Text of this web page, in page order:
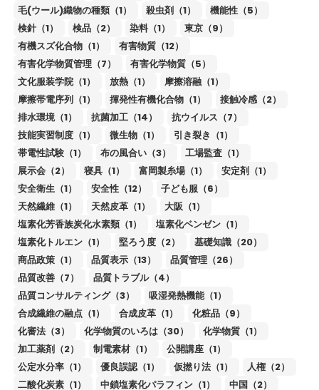
毛(ウール)織物の種類（1）
殺虫剤（1）
機能性（5）
検針（1）
検品（2） 染料（1）
東京（9）
有機スズ化合物（1）
有害物質（12）
有害化学物質管理（7）
有害化学物質（5）
文化服装学院（1）
放熱（1）
摩擦溶融（1）
摩擦帯電序列（1）
揮発性有機化合物（1）
接触冷感（2）
排水環境（1）
抗菌加工（14）
抗ウイルス（7）
技能実習制度（1）
微生物（1）
引き裂き（1）
帯電性試験（1）
布の風合い（3）
工場監査（1）
展示会（2）
寝具（1） 富岡製糸場（1）
安定剤（1）
安全衛生（1）
安全性（12）
子ども服（6）
天然繊維（1）
天然皮革（1）
大阪（1）
塩素化芳香族炭化水素類（1）
塩素化ベンゼン（1）
塩素化トルエン（1）
堅ろう度（2）
基礎知識（20）
商品政策（1）
品質表示（13）
品質管理（26）
品質改善（7）
品質トラブル（4）
品質コンサルティング（3）
吸湿発熱機能（1）
合成繊維の融点（1）
合成皮革（1）
化粧品（9）
化審法（3）
化学物質のいろは（30）
化学物質（1）
加工薬剤（2）
制電素材（1）
公開講座（1）
公定水分率（1）
優良誤認（1） 仮撚り法（1）
人権（2）
二酸化炭素（1）
中鎖塩素化パラフィン（1） 中国（2）